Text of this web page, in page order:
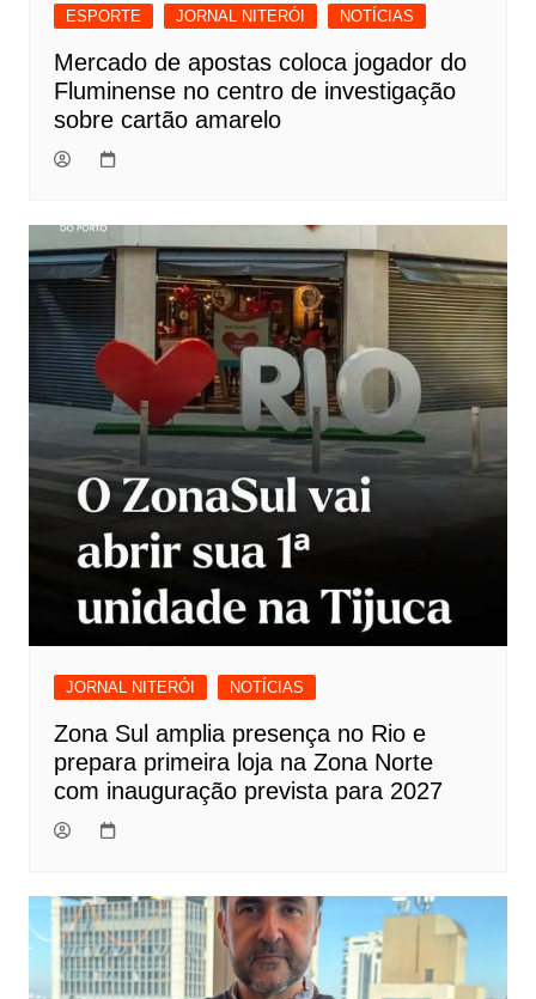
ESPORTE JORNAL NITERÓI NOTÍCIAS
Mercado de apostas coloca jogador do
Fluminense no centro de investigação
sobre cartão amarelo
JORNAL NITERÓI NOTÍCIAS
Zona Sul amplia presença no Rio e
prepara primeira loja na Zona Norte
com inauguração prevista para 2027